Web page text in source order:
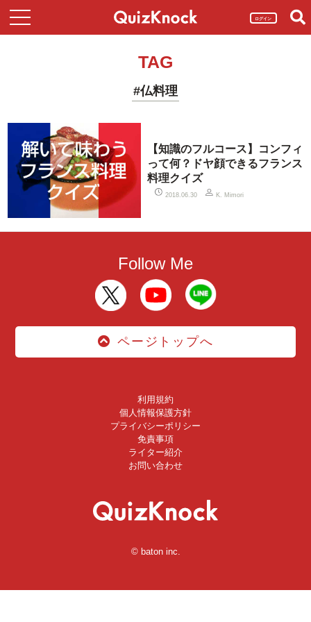
ログイン
TAG
#仏料理
【知識のフルコース】コンフィ
って何？ドヤ顔できるフランス
料理クイズ
2018.06.30 K. Mimori
Follow Me
ページトップへ
利用規約
個人情報保護方針
プライバシーポリシー
免責事項
ライター紹介
お問い合わせ
© baton inc.